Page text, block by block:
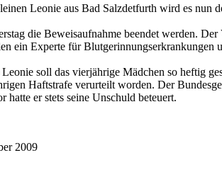
Leonie aus Bad Salzdetfurth wird es nun
die Beweisaufnahme beendet werden.
ein Experte für Blutgerinnungserkrankungen
soll das vierjährige Mädchen so heftig
Haftstrafe verurteilt worden. Der
hatte er stets seine Unschuld beteuert.
2009